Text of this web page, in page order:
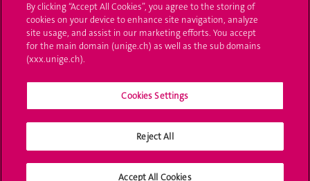
UNIGE Mobile
Médias
Offres d'emploi
Calendrier académique
Médias sociaux UNIGE
By clicking “Accept All Cookies”, you agree to the storing of
cookies on your device to enhance site navigation, analyze
site usage, and assist in our marketing efforts. You accept
for the main domain (unige.ch) as well as the sub domains
(xxx.unige.ch).
Cookies Settings
Reject All
Accept All Cookies